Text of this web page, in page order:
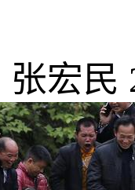
张宏民